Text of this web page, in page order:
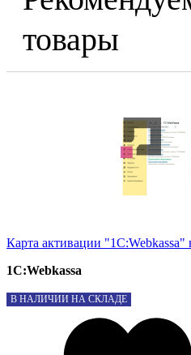
товары
Карта активации "1С:Webkassa"
1С:Webkassa
В НАЛИЧИИ НА СКЛАДЕ